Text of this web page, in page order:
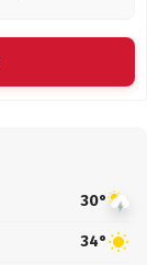
30°
34°